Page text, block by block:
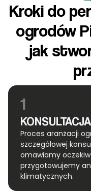
Kroki do
ogrodów
jak
1
Proces aranżacji
szczegółowej
omawiamy
przygotowujemy
klimatycznych.